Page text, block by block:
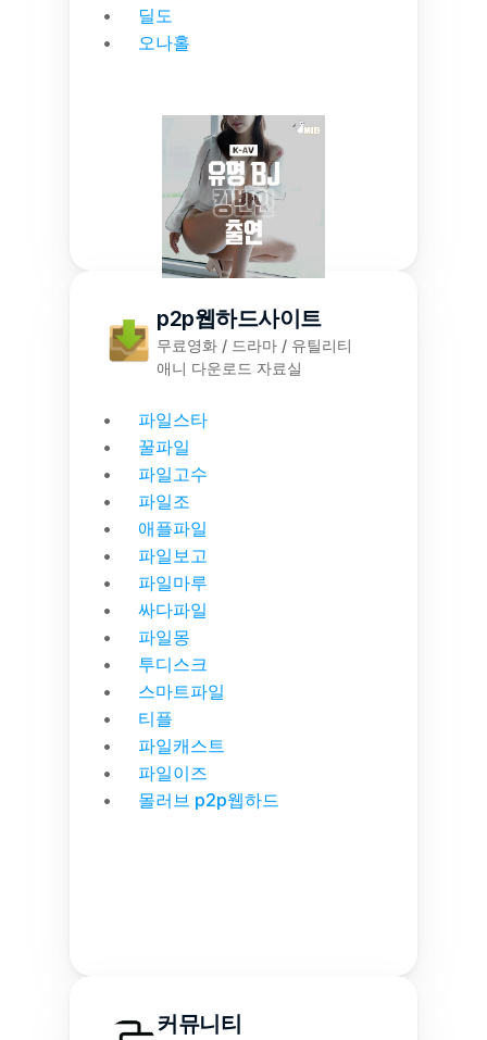
딜도
오나홀
p2p웹하드사이트
무료영화 / 드라마 / 유틸리티
애니 다운로드 자료실
파일스타
꿀파일
파일고수
파일조
애플파일
파일보고
파일마루
싸다파일
파일몽
투디스크
스마트파일
티플
파일캐스트
파일이즈
몰러브 p2p웹하드
커뮤니티